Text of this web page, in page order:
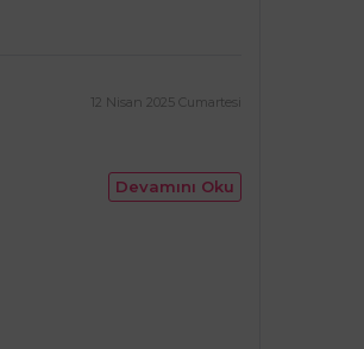
12 Nisan 2025 Cumartesi
Devamını Oku